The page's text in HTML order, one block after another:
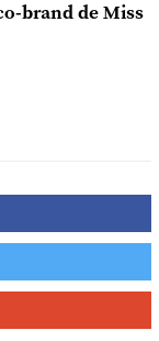
brand de Miss